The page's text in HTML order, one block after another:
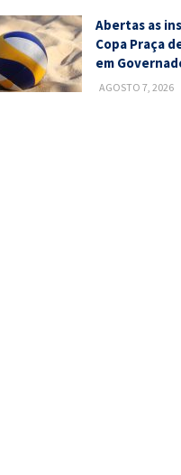
Abertas as
Copa Praça
em
AGOSTO 7, 2026